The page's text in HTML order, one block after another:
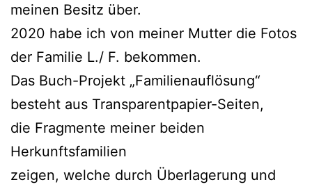
meinen Besitz über.
2020 habe ich von meiner Mutter die Fotos
der Familie L./ F. bekommen.
Das Buch-Projekt „Familienauflösung“
besteht aus Transparentpapier-Seiten,
die Fragmente meiner beiden
Herkunftsfamilien
zeigen, welche durch Überlagerung und